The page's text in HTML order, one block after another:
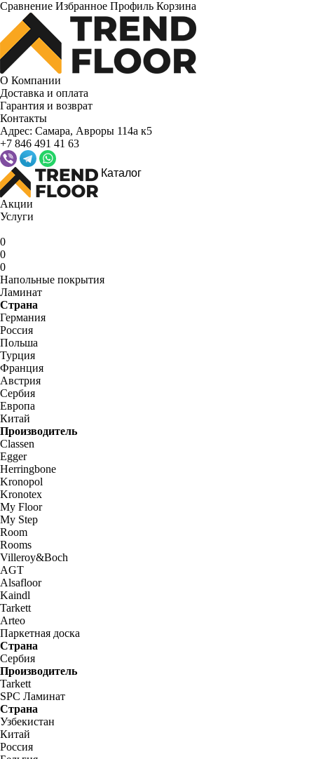
Сравнение Избранное Профиль Корзина
О Компании
Доставка и оплата
Гарантия и возврат
Контакты
Адрес: Самара, Авроры 114а к5
+7 846 491 41 63
Каталог
Акции
Услуги
0
0
0
Напольные покрытия
Ламинат
Страна
Германия
Россия
Польша
Турция
Франция
Австрия
Сербия
Европа
Китай
Производитель
Classen
Egger
Herringbone
Kronopol
Kronotex
My Floor
My Step
Room
Rooms
Villeroy&Boch
AGT
Alsafloor
Kaindl
Tarkett
Arteo
Паркетная доска
Страна
Сербия
Производитель
Tarkett
SPC Ламинат
Страна
Узбекистан
Китай
Россия